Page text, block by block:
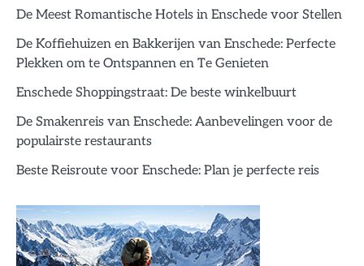
De Meest Romantische Hotels in Enschede voor Stellen
De Koffiehuizen en Bakkerijen van Enschede: Perfecte
Plekken om te Ontspannen en Te Genieten
Enschede Shoppingstraat: De beste winkelbuurt
De Smakenreis van Enschede: Aanbevelingen voor de
populairste restaurants
Beste Reisroute voor Enschede: Plan je perfecte reis